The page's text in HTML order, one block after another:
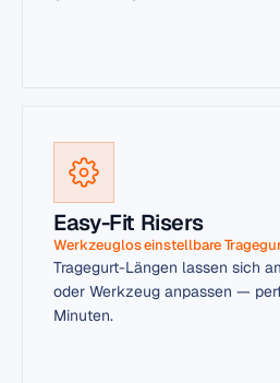
Easy-Fit Risers
Werkzeuglos einstellbare
Tragegurt-Längen lassen sich
oder Werkzeug anpassen —
Minuten.